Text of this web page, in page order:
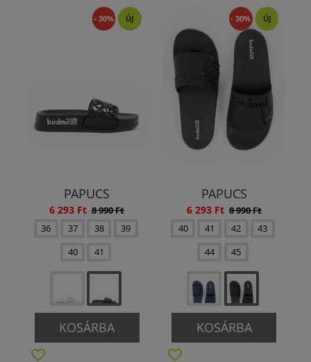
- 30% ÚJ
PAPUCS
6 293 Ft 8 990 Ft
36
37 38
39
40
41
KOSÁRBA
- 30% ÚJ
PAPUCS
6 293 Ft 8 990 Ft
40
41 42
43
44
45
KOSÁRBA